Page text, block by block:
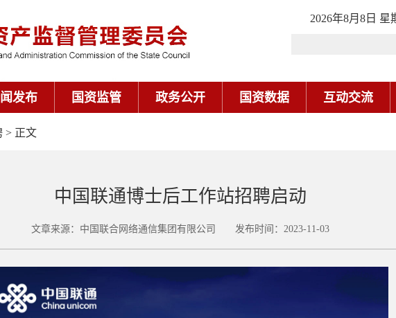
2026年8月8日 星
发布 国资监管 政务公开 国资数据 互动交流
> 正文
中国联通博士后工作站招聘启动
文章来源：中国联合网络通信集团有限公司 发布时间：2023-11-03